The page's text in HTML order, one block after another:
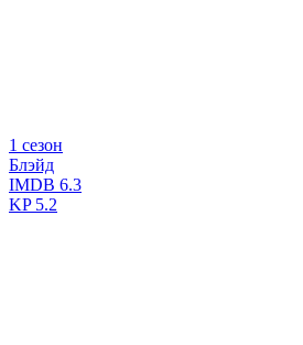
1 сезон
Блэйд
IMDB 6.3
KP5.2